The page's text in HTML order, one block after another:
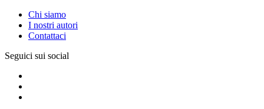
Chi siamo
I nostri autori
Contattaci
Seguici sui social